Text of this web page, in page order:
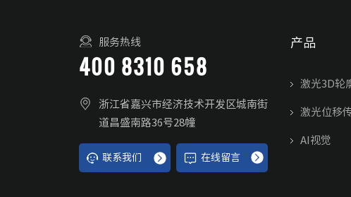
服务热线
400 8310 658
浙江省嘉兴市经济技术开发区城南街
道昌盛南路36号28幢
联系我们 在线留言
产品
激光3D轮
激光位移
AI视觉